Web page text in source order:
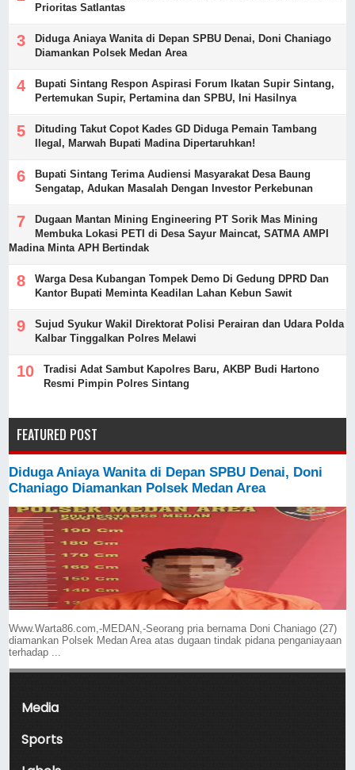
Prioritas Satlantas
Diduga Aniaya Wanita di Depan SPBU Denai, Doni Chaniago
Diamankan Polsek Medan Area
Bupati Sintang Respon Aspirasi Forum Ikatan Supir Sintang,
Pertemukan Supir, Pertamina dan SPBU, Ini Hasilnya
Dituding Takut Copot Kades GD Diduga Pemain Tambang
Ilegal, Marwah Bupati Madina Dipertaruhkan!
Bupati Sintang Terima Audiensi Masyarakat Desa Baung
Sengatap, Adukan Masalah Dengan Investor Perkebunan
Dugaan Mantan Mining Engineering PT Sorik Mas Mining
Membuka Lokasi PETI di Desa Sayur Maincat, SATMA AMPI
Madina Minta APH Bertindak
Warga Desa Kubangan Tompek Demo Di Gedung DPRD Dan
Kantor Bupati Meminta Keadilan Lahan Kebun Sawit
Sujud Syukur Wakil Direktorat Polisi Perairan dan Udara Polda
Kalbar Tinggalkan Polres Melawi
Tradisi Adat Sambut Kapolres Baru, AKBP Budi Hartono
Resmi Pimpin Polres Sintang
FEATURED POST
Diduga Aniaya Wanita di Depan SPBU Denai, Doni
Chaniago Diamankan Polsek Medan Area
Www.Warta86.com,-MEDAN,-Seorang pria bernama Doni Chaniago (27)
diamankan Polsek Medan Area atas dugaan tindak pidana penganiayaan
terhadap ...
Media
Sports